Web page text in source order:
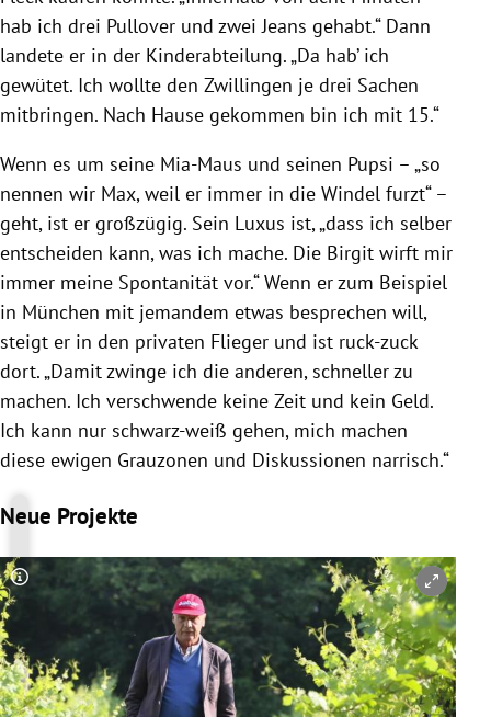
hab ich drei Pullover und zwei Jeans gehabt.“ Dann
landete er in der Kinderabteilung. „Da hab’ ich
gewütet. Ich wollte den Zwillingen je drei Sachen
mitbringen. Nach Hause gekommen bin ich mit 15.“
Wenn es um seine Mia-Maus und seinen Pupsi – „so
nennen wir Max, weil er immer in die Windel furzt“ –
geht, ist er großzügig. Sein Luxus ist, „dass ich selber
entscheiden kann, was ich mache. Die Birgit wirft mir
immer meine Spontanität vor.“ Wenn er zum Beispiel
in München mit jemandem etwas besprechen will,
steigt er in den privaten Flieger und ist ruck-zuck
dort. „Damit zwinge ich die anderen, schneller zu
machen. Ich verschwende keine Zeit und kein Geld.
Ich kann nur schwarz-weiß gehen, mich machen
diese ewigen Grauzonen und Diskussionen narrisch.“
Neue Projekte
Copyright-Hinweis öffnen/schließen